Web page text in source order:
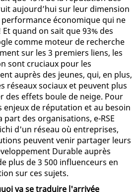
aujourd’hui sur leur dimension
performance économique qui ne
quand on sait que 93% des
comme moteur de recherche
sur les 3 premiers liens, les
sont cruciaux pour les
auprès des jeunes, qui, en plus,
réseaux sociaux et peuvent plus
des effets boule de neige. Pour
enjeux de réputation et au besoin
des organisations, e-RSE
d'un réseau où entreprises,
peuvent venir partager leurs
Durable auprès
plus de 3 500 influenceurs en
sur ces sujets.
va se traduire l'arrivée